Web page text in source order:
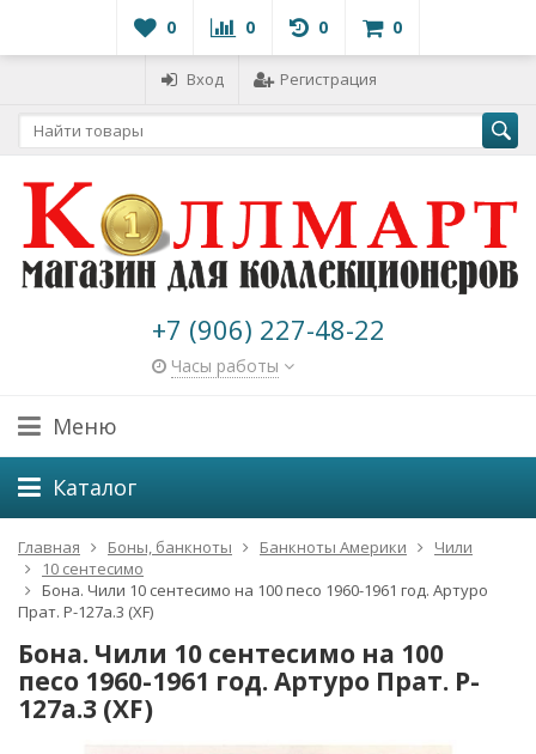
0 0 0 0
Вход Регистрация
+7 (906) 227-48-22
Часы работы
Меню
Каталог
Главная Боны, банкноты Банкноты Америки
Чили
10 сентесимо
Бона. Чили 10 сентесимо на 100 песо 1960-1961 год. Артуро
Прат. P-127a.3 (XF)
Бона. Чили 10 сентесимо на 100
песо 1960-1961 год. Артуро Прат. P-
127a.3 (XF)